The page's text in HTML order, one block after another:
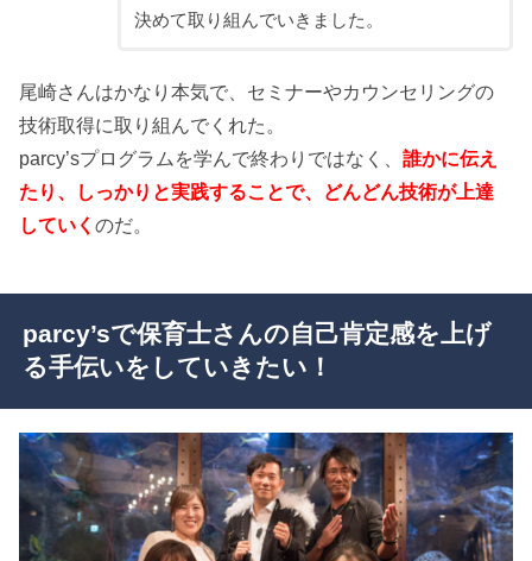
決めて取り組んでいきました。
尾崎さんはかなり本気で、セミナーやカウンセリングの
技術取得に取り組んでくれた。
parcy’sプログラムを学んで終わりではなく、誰かに伝え
たり、しっかりと実践することで、どんどん技術が上達
していくのだ。
parcy’sで保育士さんの自己肯定感を上げ
る手伝いをしていきたい！